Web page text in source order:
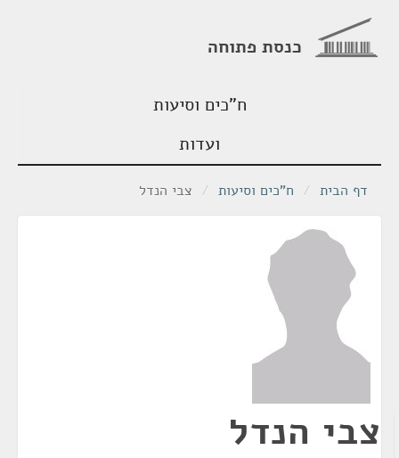
כנסת פתוחה
ח"כים וסיעות
ועדות
דף הבית / ח"כים וסיעות / צבי הנדל
צבי הנדל